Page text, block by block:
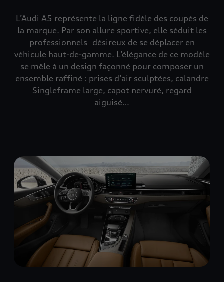
L’Audi A5 représente la ligne fidèle des coupés de
la marque. Par son allure sportive, elle séduit les
professionnels désireux de se déplacer en
véhicule haut-de-gamme. L’élégance de ce modèle
se mêle à un design façonné pour composer un
ensemble raffiné : prises d’air sculptées, calandre
Singleframe large, capot nervuré, regard
aiguisé…